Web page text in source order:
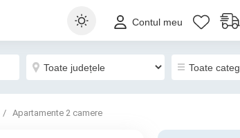
Contul meu
Apartamente 2 camere